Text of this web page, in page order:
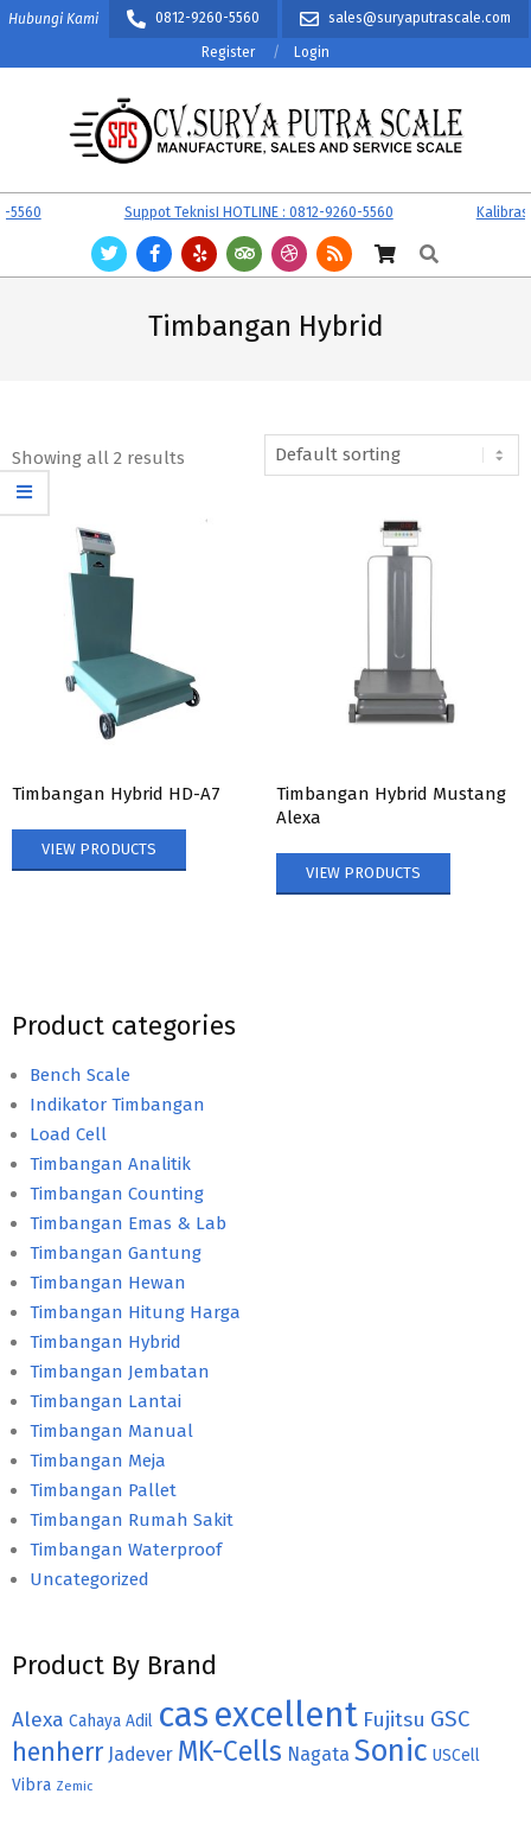
Skip
content
Hubungi Kami 0812-9260-5560 sales@suryaputrascale.com
Register Login
CV.
SURYA
PUTRA
Primary
Suppot TeknisI HOTLINE : 0812-9260-5560
Kalibrasi
Search
Timbangan Hybrid
Showing all 2 results
Timbangan Hybrid HD-A7
VIEW PRODUCTS
Timbangan Hybrid Mustang
Alexa
VIEW PRODUCTS
Product categories
Bench Scale
Indikator Timbangan
Load Cell
Timbangan Analitik
Timbangan Counting
Timbangan Emas & Lab
Timbangan Gantung
Timbangan Hewan
Timbangan Hitung Harga
Timbangan Hybrid
Timbangan Jembatan
Timbangan Lantai
Timbangan Manual
Timbangan Meja
Timbangan Pallet
Timbangan Rumah Sakit
Timbangan Waterproof
Uncategorized
Product By Brand
Alexa Cahaya Adil cas excellent Fujitsu GSC
henherr Jadever MK-Cells Nagata Sonic USCell
Vibra Zemic